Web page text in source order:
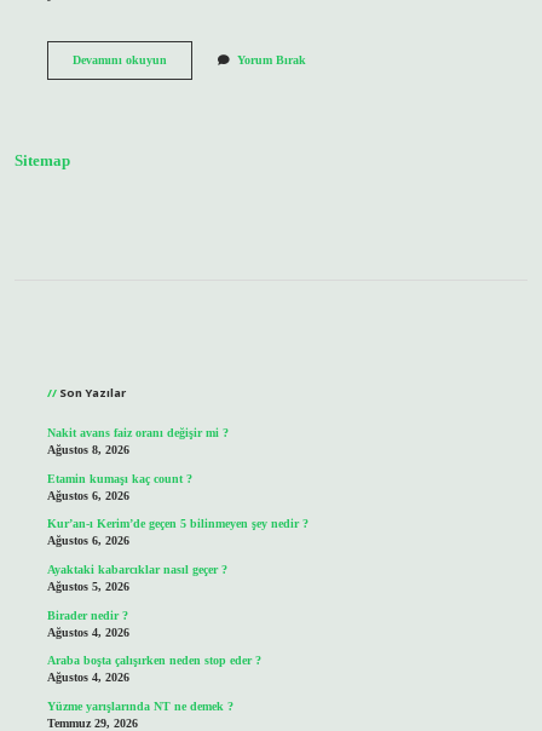
Devamını okuyunTürkçe
Yorum Bırak
Sitemap
Son Yazılar
Nakit avans faiz oranı değişir mi ?
Ağustos 8, 2026
Etamin kumaşı kaç count ?
Ağustos 6, 2026
Kur’an-ı Kerim’de geçen 5 bilinmeyen şey nedir ?
Ağustos 6, 2026
Ayaktaki kabarcıklar nasıl geçer ?
Ağustos 5, 2026
Birader nedir ?
Ağustos 4, 2026
Araba boşta çalışırken neden stop eder ?
Ağustos 4, 2026
Yüzme yarışlarında NT ne demek ?
Temmuz 29, 2026